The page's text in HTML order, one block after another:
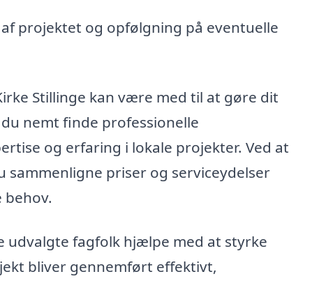
projektet og opfølgning på eventuelle
Stillinge kan være med til at gøre dit
nemt finde professionelle
og erfaring i lokale projekter. Ved at
priser og serviceydelser
udvalgte fagfolk hjælpe med at styrke
bliver gennemført effektivt,